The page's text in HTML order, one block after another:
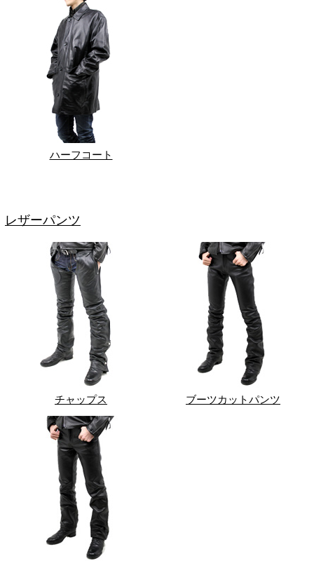
ハーフコート
レザーパンツ
チャップス ブーツカットパンツ